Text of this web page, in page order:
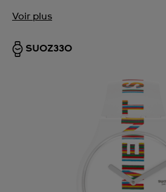
Voir plus
SUOZ330